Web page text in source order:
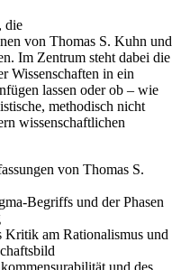
die
von Thomas S. Kuhn und
Im Zentrum steht dabei die
Wissenschaften in ein
lassen oder ob – wie
methodisch nicht
wissenschaftlichen
von Thomas S.
Begriffs und der Phasen
Kritik am Rationalismus und